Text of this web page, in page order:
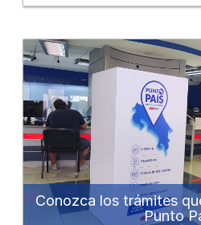
Conozca los trámites
Punto